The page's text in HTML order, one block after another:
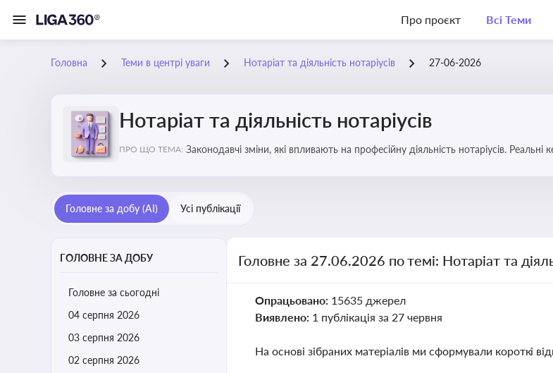
Про проєкт Всі Теми
Головна Теми в центрі уваги Нотаріат та діяльність нотаріусів 27-06-2026
Нотаріат та діяльність нотаріусів
ПРО ЩО ТЕМА: Законодавчі зміни, які впливають на професійну діяльність нотаріусів.
Головне за добу (AI) Усі публікації
ГОЛОВНЕ ЗА ДОБУ
Головне за сьогодні
04 серпня 2026
03 серпня 2026
02 серпня 2026
Головне за 27.06.2026 по темі: Нотаріат та
Опрацьовано: 15635 джерел
Виявлено: 1 публікація за 27 червня
На основі зібраних матеріалів ми сформували короткі